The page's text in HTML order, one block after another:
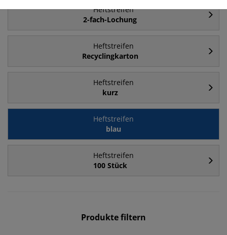
Heftstreifen
2-fach-Lochung
Heftstreifen
Recyclingkarton
Heftstreifen
kurz
Heftstreifen
blau
Heftstreifen
100 Stück
Produkte filtern